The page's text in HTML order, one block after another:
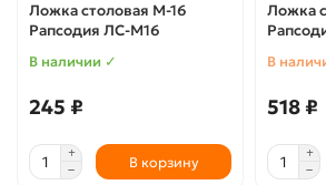
Ложка столовая М-16
Рапсодия ЛС-М16
В наличии ✓
245 ₽
В корзину
Ложка
В
518 ₽